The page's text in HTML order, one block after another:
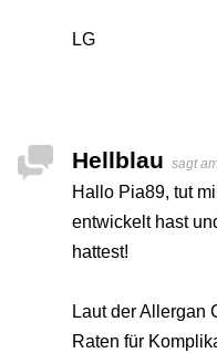
LG
Hellblau sagt
Hallo Pia89, tut
entwickelt hast
hattest!
Laut der Allergan
Raten für